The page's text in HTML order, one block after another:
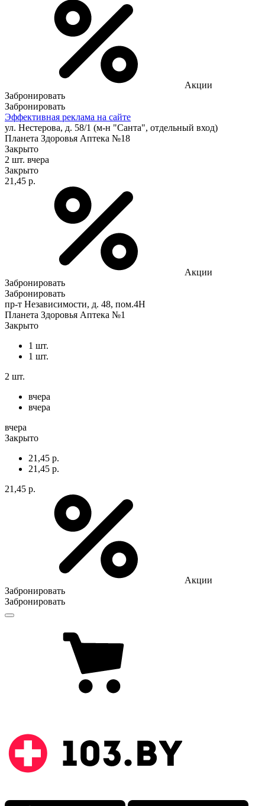
Акции
Забронировать
Забронировать
Эффективная реклама на сайте
ул. Нестерова, д. 58/1 (м-н "Санта", отдельный вход)
Планета Здоровья Аптека №18
Закрыто
2 шт. вчера
Закрыто
21,45 р.
Акции
Забронировать
Забронировать
пр-т Независимости, д. 48, пом.4Н
Планета Здоровья Аптека №1
Закрыто
1 шт.
1 шт.
2 шт.
вчера
вчера
вчера
Закрыто
21,45 р.
21,45 р.
21,45 р.
Акции
Забронировать
Забронировать